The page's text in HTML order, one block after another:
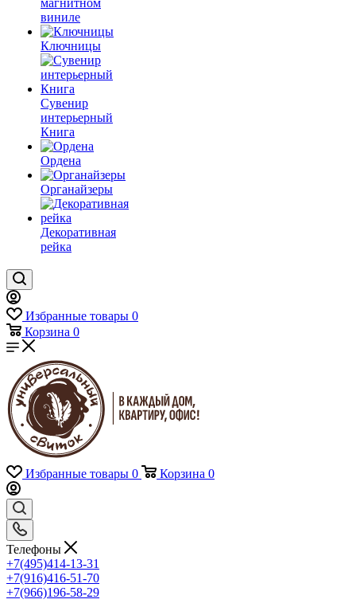
магнитном
виниле
Ключницы
Сувенир
интерьерный
Книга
Ордена
Органайзеры
Декоративная
рейка
Избранные товары 0
Корзина 0
Избранные товары 0 Корзина 0
Телефоны
+7(495)414-13-31
+7(916)416-51-70
+7(966)196-58-29